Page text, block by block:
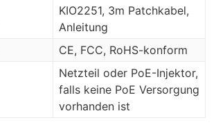
KIO2251, 3m Patchkabel,
Anleitung
CE, FCC, RoHS-konform
Netzteil oder PoE-Injektor,
falls keine PoE Versorgung
vorhanden ist